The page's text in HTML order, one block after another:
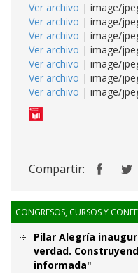
Ver archivo | image/
Ver archivo | image/
Ver archivo | image/
Ver archivo | image/
Ver archivo | image/
Ver archivo | image/
Ver archivo | image/
Compartir:
CONGRESOS, CURSOS Y
Pilar Alegría
verdad.
informada"